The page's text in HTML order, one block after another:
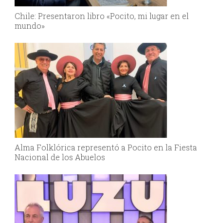
Chile: Presentaron libro «Pocito, mi lugar en el
mundo»
Alma Folklórica representó a Pocito en la Fiesta
Nacional de los Abuelos